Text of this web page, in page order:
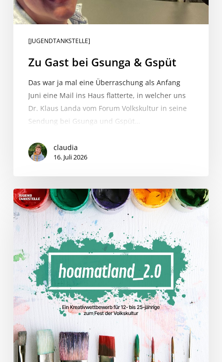
[JUGENDTANKSTELLE]
Zu Gast bei Gsunga & Gspüt
Das war ja mal eine Überraschung als Anfang
Juni eine Mail ins Haus flatterte, in welcher uns
Dr. Klaus Landa vom Forum Volkskultur in seine
Sendung bei Gsunga und Gspüt…
claudia
16. Juli 2026
hoamatland_2.0
–
Kreativwettbewerb